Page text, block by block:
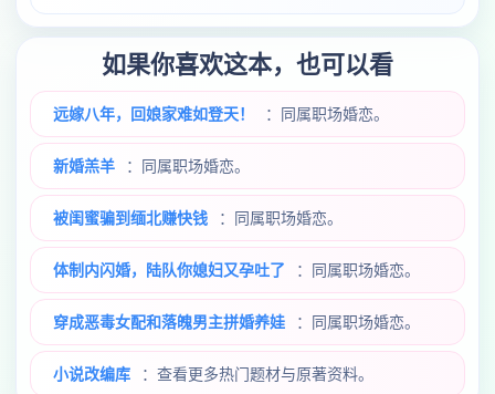
如果你喜欢这本，也可以看
远嫁八年，回娘家难如登天！ ：同属职场婚恋。
新婚羔羊 ：同属职场婚恋。
被闺蜜骗到缅北赚快钱 ：同属职场婚恋。
体制内闪婚，陆队你媳妇又孕吐了 ：同属职场婚恋。
穿成恶毒女配和落魄男主拼婚养娃 ：同属职场婚恋。
小说改编库 ：查看更多热门题材与原著资料。